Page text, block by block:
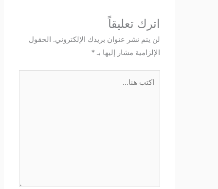
اترك تعليقاً
لن يتم نشر عنوان بريدك الإلكتروني. الحقول
الإلزامية مشار إليها بـ*